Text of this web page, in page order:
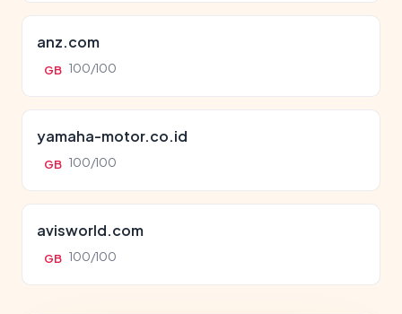
anz.com
GB 100/100
yamaha-motor.co.id
GB 100/100
avisworld.com
GB 100/100